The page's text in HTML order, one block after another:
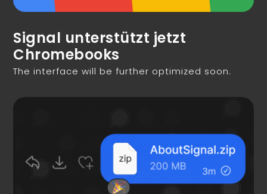
Signal unterstützt jetzt
Chromebooks
The interface will be further optimized soon.